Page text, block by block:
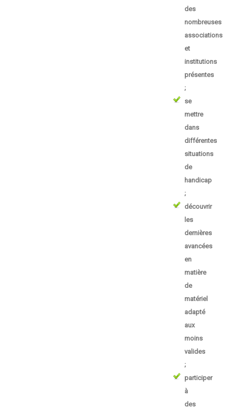
des
nombreuses
associations
et
institutions
présentes
;
se
mettre
dans
différentes
situations
de
handicap
;
découvrir
les
dernières
avancées
en
matière
de
matériel
adapté
aux
moins
valides
;
participer
à
des